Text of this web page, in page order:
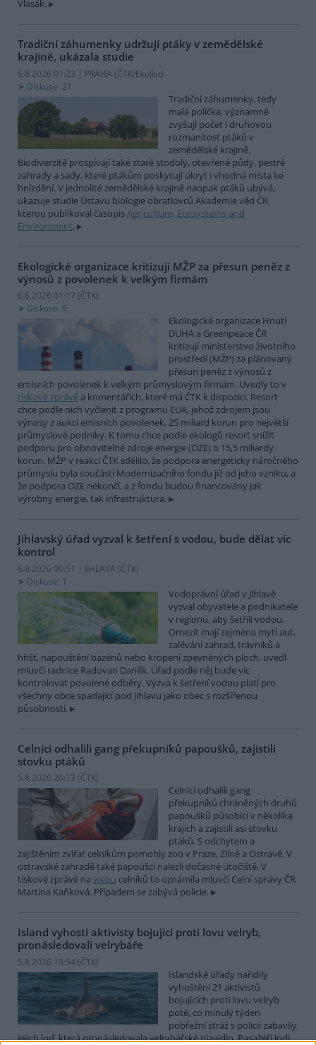
Vlasák.
Tradiční záhumenky udržují ptáky v zemědělské
krajině, ukázala studie
6.8.2026 01:23 | PRAHA (ČTK/Ekolist)
Diskuse: 21
Tradiční záhumenky, tedy
malá políčka, významně
zvyšují počet i druhovou
rozmanitost ptáků v
zemědělské krajině.
Biodiverzitě prospívají také staré stodoly, otevřené půdy, pestré
zahrady a sady, které ptákům poskytují úkryt i vhodná místa ke
hnízdění. V jednolité zemědělské krajině naopak ptáků ubývá,
ukazuje studie Ústavu biologie obratlovců Akademie věd ČR,
kterou publikoval časopisAgriculture, Ecosystems and
Environment.
Ekologické organizace kritizují MŽP za přesun peněz z
výnosů z povolenek k velkým firmám
6.8.2026 01:17 (ČTK)
Diskuse: 9
Ekologické organizace Hnutí
DUHA a Greenpeace ČR
kritizují ministerstvo životního
prostředí (MŽP) za plánovaný
přesun peněz z výnosů z
emisních povolenek k velkým průmyslovým firmám. Uvedly to v
tiskové zprávě a komentářích, které má ČTK k dispozici. Resort
chce podle nich vyčlenit z programu EUA, jehož zdrojem jsou
výnosy z aukcí emisních povolenek, 25 miliard korun pro největší
průmyslové podniky. K tomu chce podle ekologů resort snížit
podporu pro obnovitelné zdroje energie (OZE) o 15,5 miliardy
korun. MŽP v reakci ČTK sdělilo, že podpora energeticky náročného
průmyslu byla součástí Modernizačního fondu již od jeho vzniku, a
že podpora OZE nekončí, a z fondu budou financovány jak
výrobny energie, tak infrastruktura.
Jihlavský úřad vyzval k šetření s vodou, bude dělat víc
kontrol
6.8.2026 00:51 | JIHLAVA (ČTK)
Diskuse: 1
Vodoprávní úřad v Jihlavě
vyzval obyvatele a podnikatele
v regionu, aby šetřili vodou.
Omezit mají zejména mytí aut,
zalévání zahrad, trávníků a
hřišť, napouštění bazénů nebo kropení zpevněných ploch, uvedl
mluvčí radnice Radovan Daněk. Úřad podle něj bude víc
kontrolovat povolené odběry. Výzva k šetření vodou platí pro
všechny obce spadající pod Jihlavu jako obec s rozšířenou
působností.
Celníci odhalili gang překupníků papoušků, zajistili
stovku ptáků
5.8.2026 20:13 (ČTK)
Celníci odhalili gang
překupníků chráněných druhů
papoušků působící v několika
krajích a zajistili asi stovku
ptáků. S odchytem a
zajištěním zvířat celníkům pomohly zoo v Praze, Zlíně a Ostravě. V
ostravské zahradě také papoušci nalezli dočasné útočiště. V
tiskové zprávě na webu celníků to oznámila mluvčí Celní správy ČR
Martina Kaňková. Případem se zabývá policie.
Island vyhostí aktivisty bojující proti lovu velryb,
pronásledovali velrybáře
5.8.2026 19:54 (ČTK)
Islandské úřady nařídily
vyhoštění 21 aktivistů
bojujících proti lovu velryb
poté, co minulý týden
pobřežní stráž s policií zabavily
jejich loď, která pronásledovala velrybářské plavidlo. Pasažéři lodi